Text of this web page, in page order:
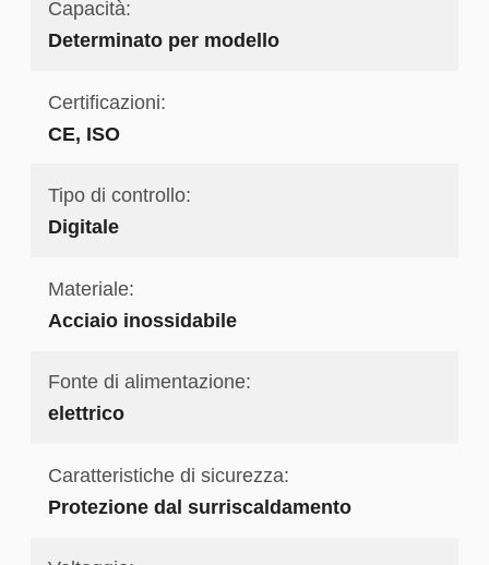
Capacità:
Determinato per modello
Certificazioni:
CE, ISO
Tipo di controllo:
Digitale
Materiale:
Acciaio inossidabile
Fonte di alimentazione:
elettrico
Caratteristiche di sicurezza:
Protezione dal surriscaldamento